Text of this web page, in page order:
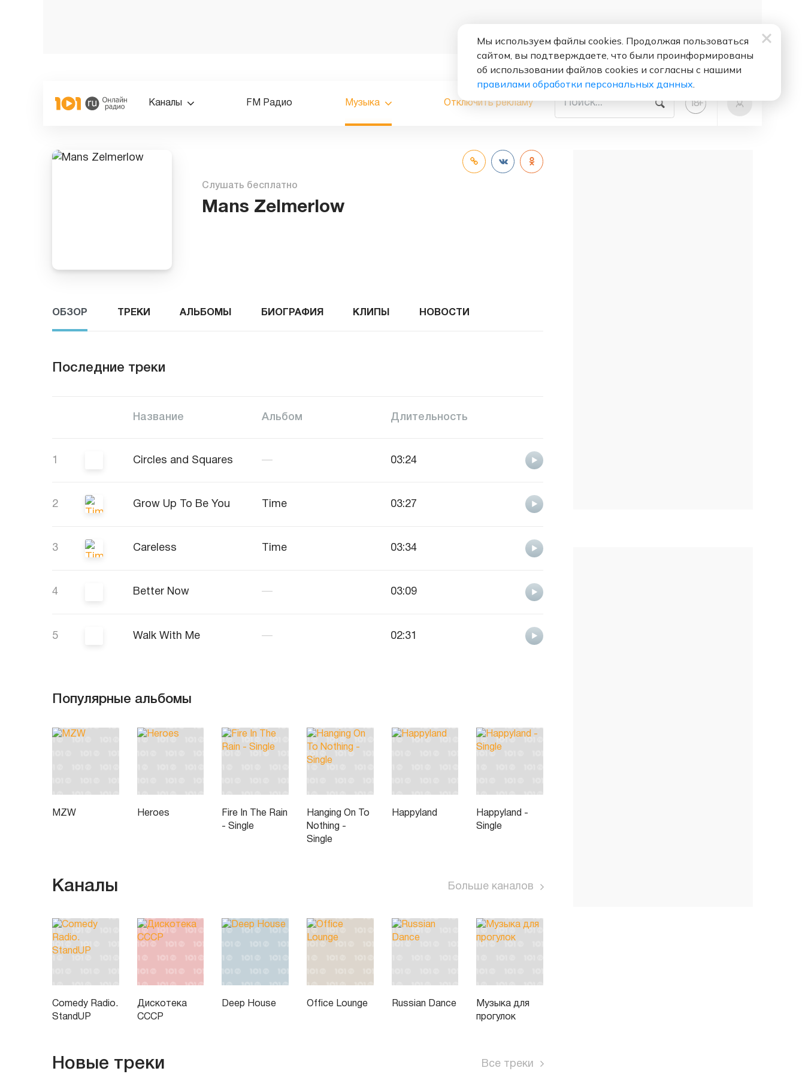
Каналы FM Радио Музыка Отключить рекламу 18+
Слушать бесплатно
Mans Zelmerlow
ОБЗОР ТРЕКИ АЛЬБОМЫ БИОГРАФИЯ КЛИПЫ НОВОСТИ
Последние треки
Название Альбом Длительность
1 Circles and Squares — 03:24
2 Grow Up To Be You Time 03:27
3 Careless Time 03:34
4 Better Now — 03:09
5 Walk With Me — 02:31
Популярные альбомы
MZW Heroes
Fire In The Rain
- Single
Hanging On To
Nothing -
Single
Happyland
Happyland -
Single
Каналы Больше каналов
Comedy Radio.
StandUP
Дискотека
СССР
Deep House Office Lounge Russian Dance
Музыка для
прогулок
Новые треки Все треки
Мы используем файлы cookies. Продолжая пользоваться
сайтом, вы подтверждаете, что были проинформированы
об использовании файлов cookies и согласны с нашими
правилами обработки персональных данных.